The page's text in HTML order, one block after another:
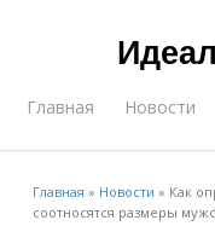
Главная Новости
Главная » Новости » Как
соотносятся размеры